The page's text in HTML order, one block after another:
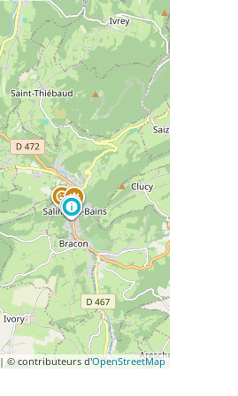
| © contributeurs d'OpenStreetMap